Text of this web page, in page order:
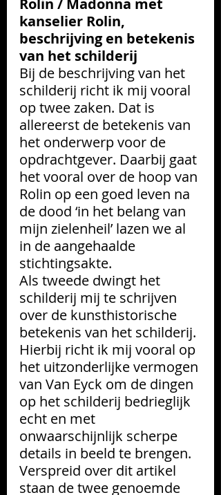
Rolin / Madonna met
kanselier Rolin,
beschrijving en betekenis
van het schilderij
Bij de beschrijving van het
schilderij richt ik mij vooral
op twee zaken. Dat is
allereerst de betekenis van
het onderwerp voor de
opdrachtgever. Daarbij gaat
het vooral over de hoop van
Rolin op een goed leven na
de dood ‘in het belang van
mijn zielenheil’ lazen we al
in de aangehaalde
stichtingsakte.
Als tweede dwingt het
schilderij mij te schrijven
over de kunsthistorische
betekenis van het schilderij.
Hierbij richt ik mij vooral op
het uitzonderlijke vermogen
van Van Eyck om de dingen
op het schilderij bedrieglijk
echt en met
onwaarschijnlijk scherpe
details in beeld te brengen.
Verspreid over dit artikel
staan de twee genoemde